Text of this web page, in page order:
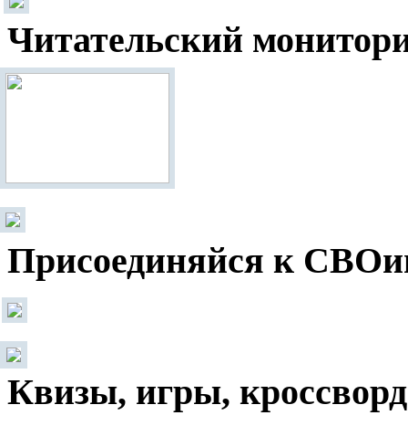
Читательский
Присоединяйся к
Квизы, игры,